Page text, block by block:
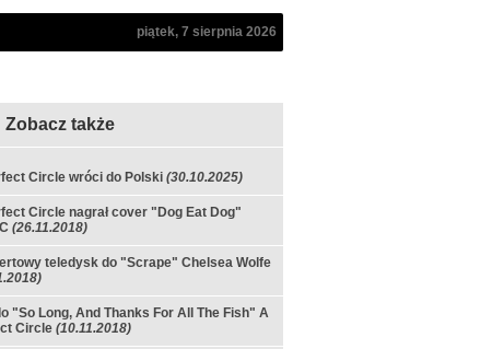
piątek, 7 sierpnia 2026
Zobacz także
Circle wróci do Polski (30.10.2025)
Circle nagrał cover "Dog Eat Dog"
(26.11.2018)
teledysk do "Scrape" Chelsea Wolfe
"So Long, And Thanks For All The Fish" A
Circle (10.11.2018)